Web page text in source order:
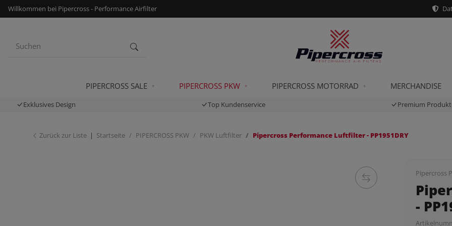
Willkommen bei Pipercross - Performance Airfilter
PIPERCROSS SALE PIPERCROSS PKW PIPERCROSS MOTORRAD MERCHANDISE
Exklusives Design Top Kundenservice Premium
Zurück zur Liste Startseite PIPERCROSS PKW PKW Luftfilter Pipercross Performance Luftfilter - PP1951DRY
Pipercross
-